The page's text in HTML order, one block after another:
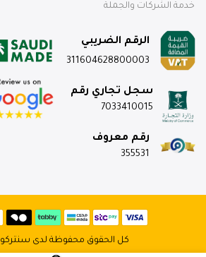
خدمة الشركات والجملة
الرقم الضريبي
311604628800003
سجل تجاري رقم
7033410015
رقم معروف
355531
كل الحقوق محفوظة لدى سنتركو